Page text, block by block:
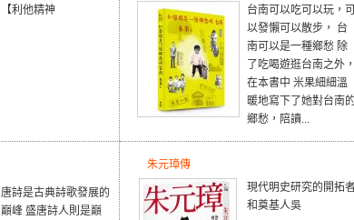
【利他精神
台南可以吃可以玩，可
以發懶可以散步， 台
南可以是一種鄉愁 除
了吃喝遊逛台南之外，
在本書中 米果細細溫
暖地寫下了她對台南的
鄉愁，陪讀...
唐詩是古典詩歌發展的
巔峰 盛唐詩人則是巔
朱元璋傳
現代明史研究的開拓
和奠基人吳